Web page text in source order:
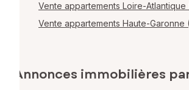
Vente appartements Loire-Atlantique
Vente appartements Haute-Garonne
Annonces immobilières